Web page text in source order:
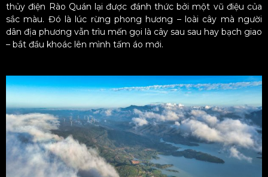
thủy điện Rào Quán lại được đánh thức bởi một vũ điệu của
sắc màu. Đó là lúc rừng phong hương – loài cây mà người
dân địa phương vẫn trìu mến gọi là cây sau sau hay bạch giao
– bắt đầu khoác lên mình tấm áo mới.